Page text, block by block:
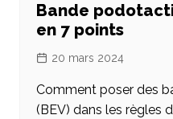
Bande
en 7 points
20 mars 2024
Comment poser des
(BEV) dans les règles